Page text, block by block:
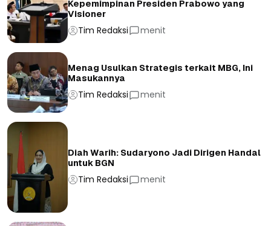
Kepemimpinan Presiden Prabowo yang
Visioner
Tim Redaksi menit
Menag Usulkan Strategis terkait MBG, Ini
Masukannya
Tim Redaksi menit
Diah Warih: Sudaryono Jadi Dirigen Handal
untuk BGN
Tim Redaksi menit